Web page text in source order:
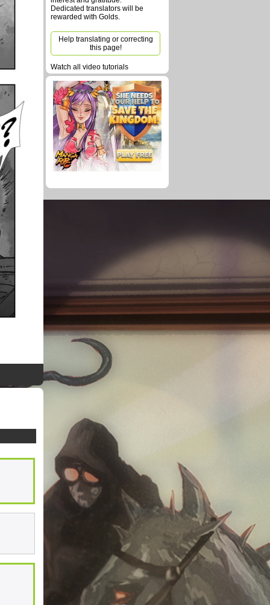
Dedicated translators will be
rewarded with Golds.
Help translating or correcting
this page!
Watch all video tutorials